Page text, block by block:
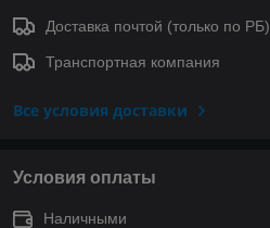
Доставка почтой (только по РБ)
Транспортная компания
Все условия доставки
Условия оплаты
Наличными